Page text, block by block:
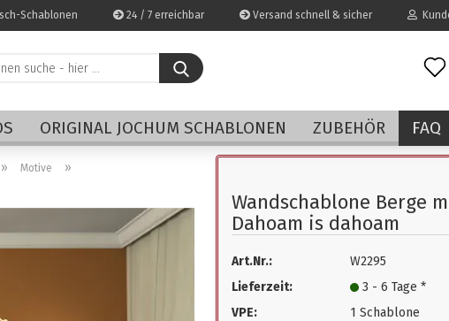
Schablonen 24 / 7 erreichbar Versand schnell & sicher
E-Mail
Passwort
Konto erstellen
Passwort vergessen?
Schablonen
suche
hier
...
ORIGINAL JOCHUM SCHABLONEN ZUBEHÖR FAQ
» Motive »
Wandschablone Berge
Dahoam is dahoam
Art.Nr.:
W2295
Lieferzeit:
3 - 6 Tage *
VPE:
1 Schablone